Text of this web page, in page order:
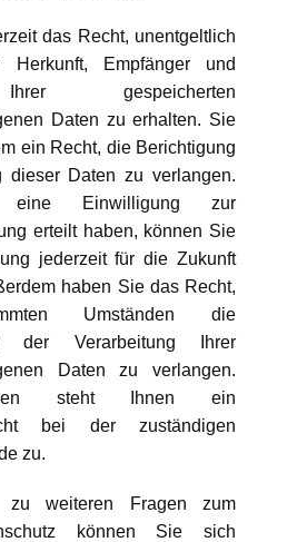
das Recht, unentgeltlich
Herkunft, Empfänger und
gespeicherten
Daten zu erhalten. Sie
ein Recht, die Berichtigung
dieser Daten zu verlangen.
Einwilligung zur
erteilt haben, können Sie
jederzeit für die Zukunft
haben Sie das Recht,
Umständen die
der Verarbeitung Ihrer
Daten zu verlangen.
steht Ihnen ein
bei der zuständigen
zu.
zu weiteren Fragen zum
können Sie sich